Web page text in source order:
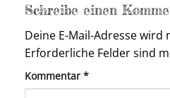
Schreibe einen
Deine E-Mail-Adresse
Erforderliche Felder sind
Kommentar *